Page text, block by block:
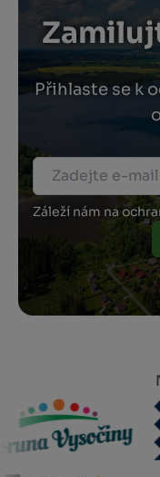
Přihlaste se k
Záleží nám na